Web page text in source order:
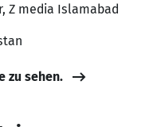
Z media Islamabad
zu sehen.